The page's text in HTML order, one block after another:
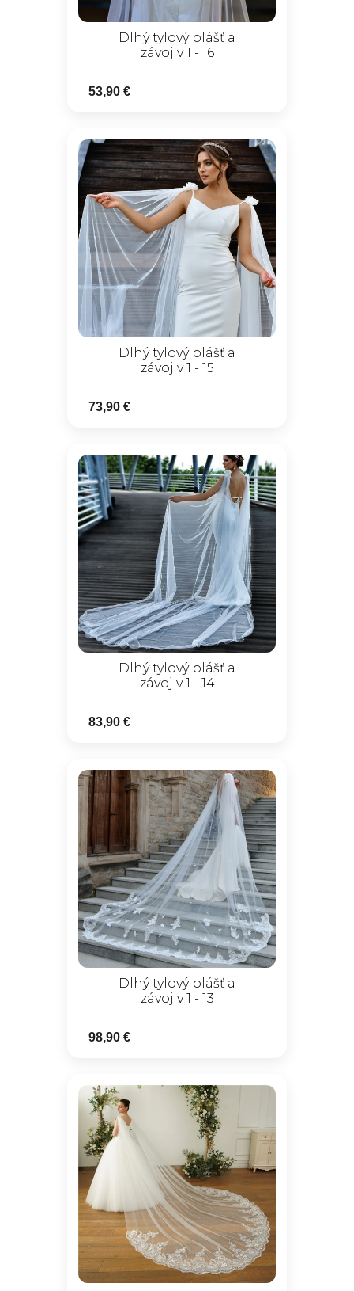
Dlhý tylový plášť a
závoj v 1 - 16
53,90 €
Dlhý tylový plášť a
závoj v 1 - 15
73,90 €
Dlhý tylový plášť a
závoj v 1 - 14
83,90 €
Dlhý tylový plášť a
závoj v 1 - 13
98,90 €